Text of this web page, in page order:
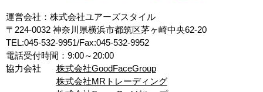
運営会社：株式会社ユアーズスタイル
〒224-0032 神奈川県横浜市都筑区茅ヶ崎中央62-20
TEL:045-532-9951/Fax:045-532-9952
電話受付時間：9:00～20:00
協力会社
株式会社GoodFaceGroup
株式会社MRトレーディング